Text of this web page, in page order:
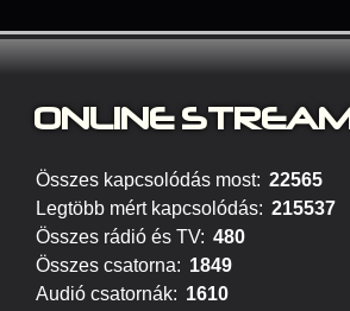
ONLINE STREAM
Összes kapcsolódás most: 22565
Legtöbb mért kapcsolódás: 215537
Összes rádió és TV: 480
Összes csatorna: 1849
Audió csatornák: 1610